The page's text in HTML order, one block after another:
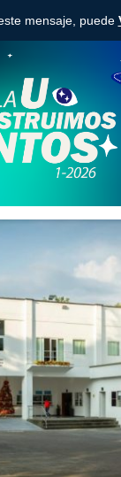
mensaje, puede